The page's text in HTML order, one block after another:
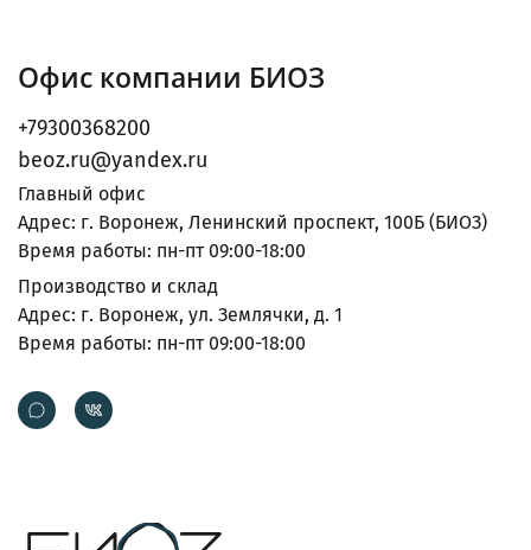
Офис компании БИОЗ
+79300368200
beoz.ru@yandex.ru
Главный офис
Адрес: г. Воронеж, Ленинский проспект, 100Б (БИОЗ)
Время работы: пн-пт 09:00-18:00
Производство и склад
Адрес: г. Воронеж, ул. Землячки, д. 1
Время работы: пн-пт 09:00-18:00